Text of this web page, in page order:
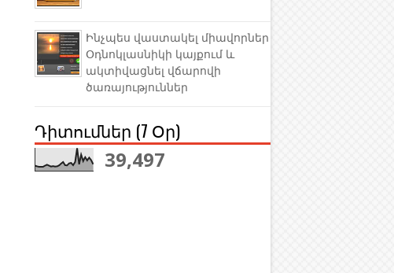
Ինչպես վաստակել միավորներ
Օդնոկլասնիկի կայքում և
ակտիվացնել վճարովի
ծառայություններ
Դիտումներ (7 Օր)
39,497